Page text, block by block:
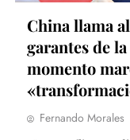
China llama
garantes de
momento
Fernando Morales